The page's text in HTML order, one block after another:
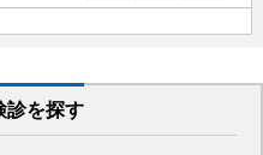
診を探す